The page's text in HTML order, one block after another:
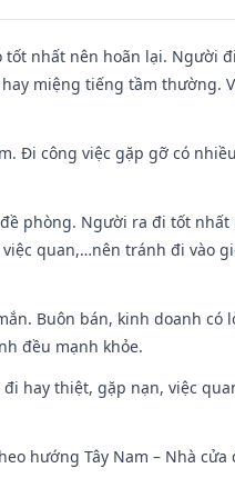
nhất nên hoãn lại. Người
miệng tiếng tầm thường.
Đi công việc gặp gỡ có
phòng. Người ra đi tốt nhất
quan,…nên tránh đi vào
Buôn bán, kinh doanh có
đều mạnh khỏe.
hay thiệt, gặp nạn, việc
hướng Tây Nam – Nhà